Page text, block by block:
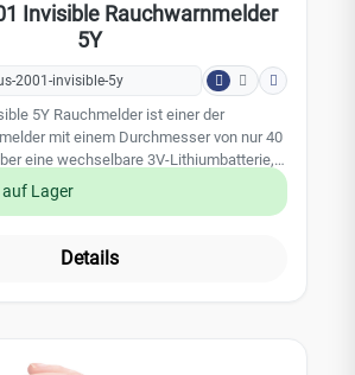
Invisible Rauchwarnmelder
5Y
2001-invisible-5y
5Y Rauchmelder ist einer der
mit einem Durchmesser von nur 40
eine wechselbare 3V-Lithiumbatterie,
hält. Der Melder bietet eine zuverlässige
durch photoelektrische
einfach und kann mit Klebepad oder
(10 Minuten) Warnton: 85 dBA / 3 m
Lager
Details